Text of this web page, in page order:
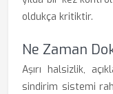
oldukça kritiktir.
Ne Zaman
Aşırı halsizlik,
sindirim sistemi